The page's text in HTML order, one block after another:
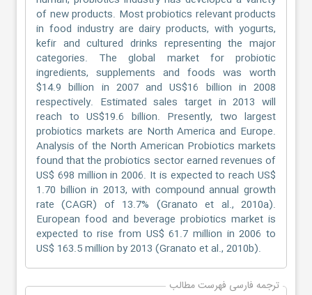
of new products. Most probiotics relevant products
in food industry are dairy products, with yogurts,
kefir and cultured drinks representing the major
categories. The global market for probiotic
ingredients, supplements and foods was worth
$14.9 billion in 2007 and US$16 billion in 2008
respectively. Estimated sales target in 2013 will
reach to US$19.6 billion. Presently, two largest
probiotics markets are North America and Europe.
Analysis of the North American Probiotics markets
found that the probiotics sector earned revenues of
US$ 698 million in 2006. It is expected to reach US$
1.70 billion in 2013, with compound annual growth
rate (CAGR) of 13.7% (Granato et al., 2010a).
European food and beverage probiotics market is
expected to rise from US$ 61.7 million in 2006 to
US$ 163.5 million by 2013 (Granato et al., 2010b).
ترجمه فارسی فهرست مطالب